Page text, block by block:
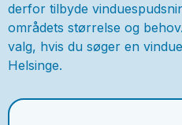
derfor tilbyde
områdets størrelse og
valg, hvis du søger en
Helsinge.